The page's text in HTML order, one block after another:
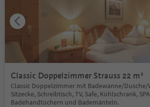
Classic Doppelzimmer Strauss 22 m²
Classic Doppelzimmer mit Badewanne/Dusche/
Sitzecke, Schreibtisch, TV, Safe, Kühlschrank,
Badehandtüchern und Bademänteln.